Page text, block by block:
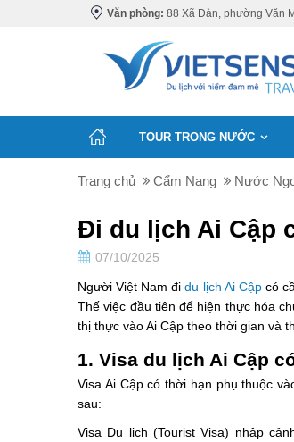
Văn phòng: 88 Xã Đàn, phường Văn
TOUR TRONG NƯỚC
Trang chủ Cẩm Nang Nước
Đi du lịch Ai Cập
07/10/2025
Người Việt Nam đidu lịch Ai Cậpcó
Thế việc đầu tiên để hiện thực hóa
thị thực vào Ai Cập theo thời gian và
1. Visa du lịch Ai Cập
Visa Ai Cập có thời hạn phụ thuộc
sau:
Visa Du lịch (Tourist Visa) nhập